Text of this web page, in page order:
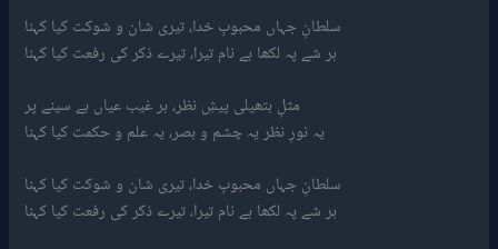
سلطانِ جہاں محبوبِ خدا، تیری شان و شوکت کیا کہنا
ہر شے پہ لکھا ہے نام تیرا، تیرے ذکر کی رفعت کیا کہنا
مثلِ ہتھیلی پیشِ نظر، ہر غیب عیاں ہے سینے پر
یہ نورِ نظر یہ چشم و بصر، یہ علم و حکمت کیا کہنا
سلطانِ جہاں محبوبِ خدا، تیری شان و شوکت کیا کہنا
ہر شے پہ لکھا ہے نام تیرا، تیرے ذکر کی رفعت کیا کہنا